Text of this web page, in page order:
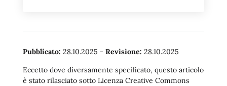
Pubblicato: 28.10.2025 - Revisione: 28.10.2025
Eccetto dove diversamente specificato, questo articolo
è stato rilasciato sotto Licenza Creative Commons